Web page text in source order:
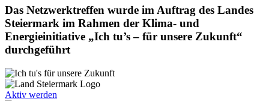
Das Netzwerktreffen wurde im Auftrag des Landes
Steiermark im Rahmen der Klima- und
Energieinitiative „Ich tu’s – für unsere Zukunft“
durchgeführt
Aktiv werden